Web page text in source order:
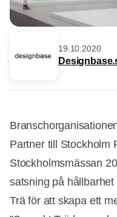
19.10.2020
Partner till Stockholm
Stockholmsmässan
satsning på
Trä för att skapa ett